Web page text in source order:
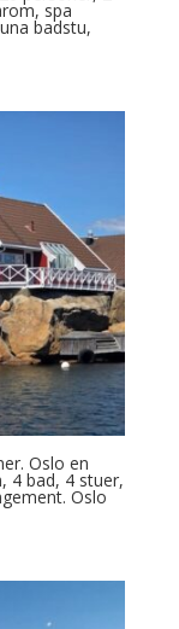
spa
badstu,
Oslo en
4 bad, 4 stuer,
Oslo